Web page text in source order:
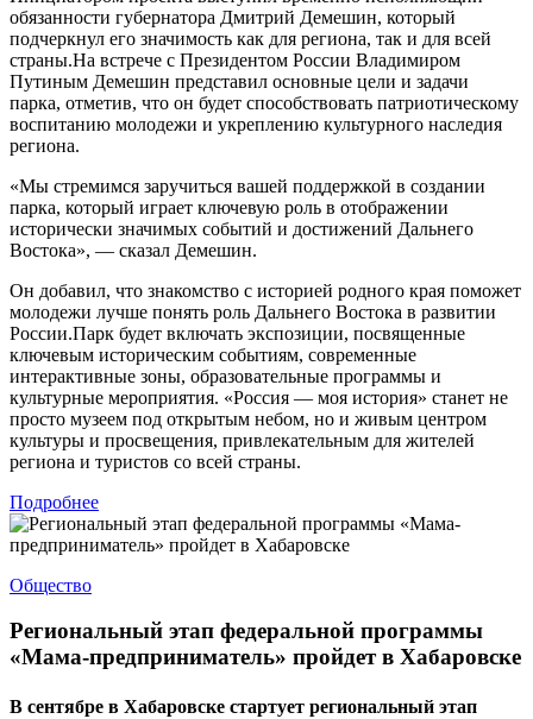
обязанности губернатора Дмитрий Демешин, который
подчеркнул его значимость как для региона, так и для всей
страны.На встрече с Президентом России Владимиром
Путиным Демешин представил основные цели и задачи
парка, отметив, что он будет способствовать патриотическому
воспитанию молодежи и укреплению культурного наследия
региона.
«Мы стремимся заручиться вашей поддержкой в создании
парка, который играет ключевую роль в отображении
исторически значимых событий и достижений Дальнего
Востока», — сказал Демешин.
Он добавил, что знакомство с историей родного края поможет
молодежи лучше понять роль Дальнего Востока в развитии
России.Парк будет включать экспозиции, посвященные
ключевым историческим событиям, современные
интерактивные зоны, образовательные программы и
культурные мероприятия. «Россия — моя история» станет не
просто музеем под открытым небом, но и живым центром
культуры и просвещения, привлекательным для жителей
региона и туристов со всей страны.
Подробнее
Общество
Региональный этап федеральной программы
«Мама-предприниматель» пройдет в Хабаровске
В сентябре в Хабаровске стартует региональный этап